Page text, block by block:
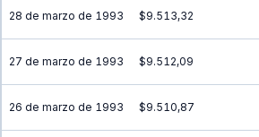
28 de marzo de 1993 $9.513,32
27 de marzo de 1993 $9.512,09
26 de marzo de 1993 $9.510,87